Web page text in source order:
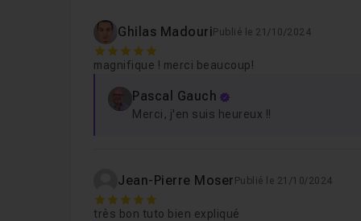
Je suis Pascal Gauch, réalisateur depuis 20
Ghilas Madouri Publié le 21/10/2024
5
magnifique ! merci beaucoup!
Pascal Gauch
Merci, j'en suis heureux !!
Jean-Pierre Moser Publié le 21/10/2024
5
très bon tuto bien expliqué